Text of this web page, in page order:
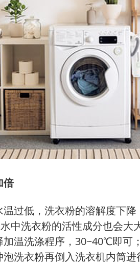
倍
过低，洗衣粉的溶解度下
中洗衣粉的活性成分也会
温洗涤程序，30~40℃即可
洗衣粉再倒入洗衣机内筒